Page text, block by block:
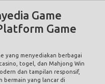
Game
Game
yang menyediakan berbagai
togel, dan Mahjong Win
dan tampilan responsif,
bermain yang lancar di